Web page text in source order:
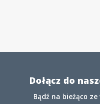
Dołącz do
Bądź na bieżąco